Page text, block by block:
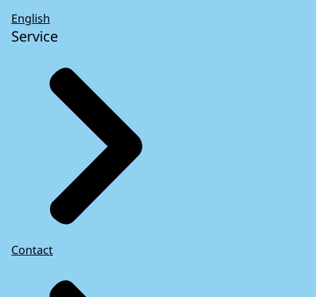
English
Service
Contact